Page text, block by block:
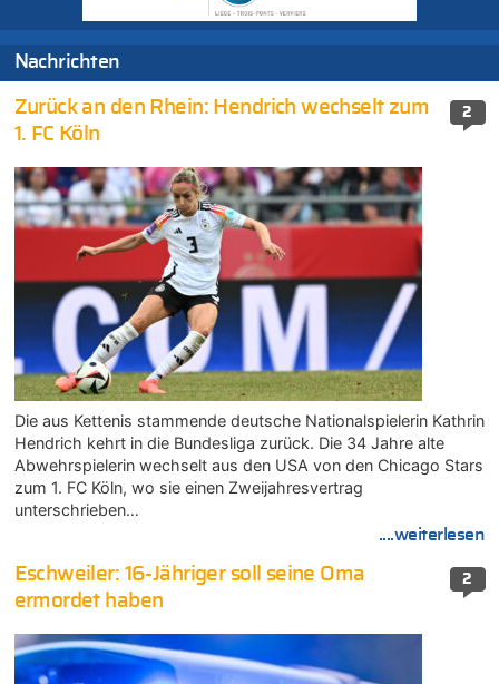
Nachrichten
2
Zurück an den Rhein: Hendrich wechselt zum
1. FC Köln
Die aus Kettenis stammende deutsche Nationalspielerin Kathrin
Hendrich kehrt in die Bundesliga zurück. Die 34 Jahre alte
Abwehrspielerin wechselt aus den USA von den Chicago Stars
zum 1. FC Köln, wo sie einen Zweijahresvertrag
unterschrieben…
....weiterlesen
2
Eschweiler: 16-Jähriger soll seine Oma
ermordet haben